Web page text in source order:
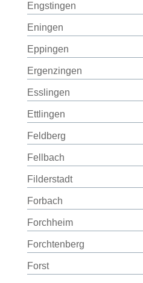
Engstingen
Eningen
Eppingen
Ergenzingen
Esslingen
Ettlingen
Feldberg
Fellbach
Filderstadt
Forbach
Forchheim
Forchtenberg
Forst